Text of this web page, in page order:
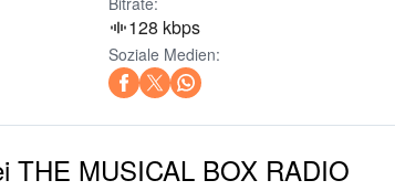
128 kbps
Soziale Medien:
THE MUSICAL BOX RADIO